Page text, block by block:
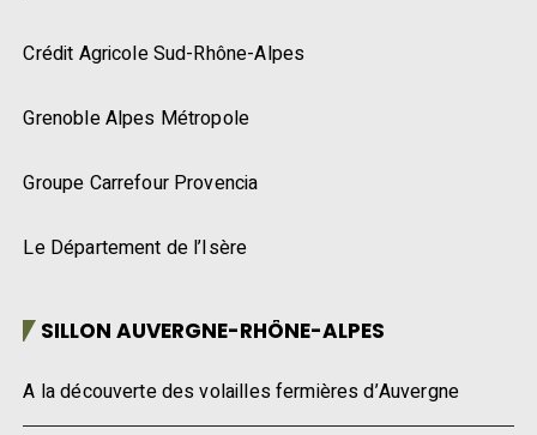
Crédit Agricole Sud-Rhône-Alpes
Grenoble Alpes Métropole
Groupe Carrefour Provencia
Le Département de l’Isère
SILLON AUVERGNE-RHÔNE-ALPES
A la découverte des volailles fermières d’Auvergne